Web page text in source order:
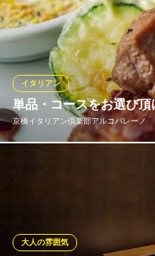
ＪＲ大阪環状線大阪城公
大阪府大阪市中央区大阪城3-1 B
イタリアンの定番料理と組
ザやパスタで人気のトマト
ンの燻製食材と組み合わせ
燻製高架下スタンド
燻製料理
ＪＲ京橋駅 徒歩5分
大阪府大阪市城東区蒲生1-8-9
単品・コースをお選び頂
京橋イタリアン倶楽部アルコバレーノ
イタリアン
当店自慢の肉料理、パスタ
品、コースよりお選び頂け
「例）生ハム、サラミ、パ
ズ、オリーブ」♪日により
声がけください。
大人の雰囲気